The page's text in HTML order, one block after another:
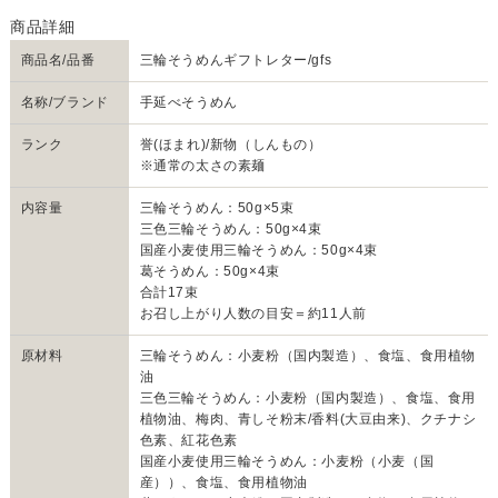
商品名/品番 三輪そうめんギフトレター/gfs
名称/ブランド 手延べそうめん
ランク
誉(ほまれ)/新物（しんもの）
※通常の太さの素麺
内容量
三輪そうめん：50g×5束
三色三輪そうめん：50g×4束
国産小麦使用三輪そうめん：50g×4束
葛そうめん：50g×4束
合計17束
お召し上がり人数の目安＝約11人前
原材料
三輪そうめん：小麦粉（国内製造）、食塩、食用植物
油
三色三輪そうめん：小麦粉（国内製造）、食塩、食用
植物油、梅肉、青しそ粉末/香料(大豆由来)、クチナシ
色素、紅花色素
国産小麦使用三輪そうめん：小麦粉（小麦（国
産））、食塩、食用植物油